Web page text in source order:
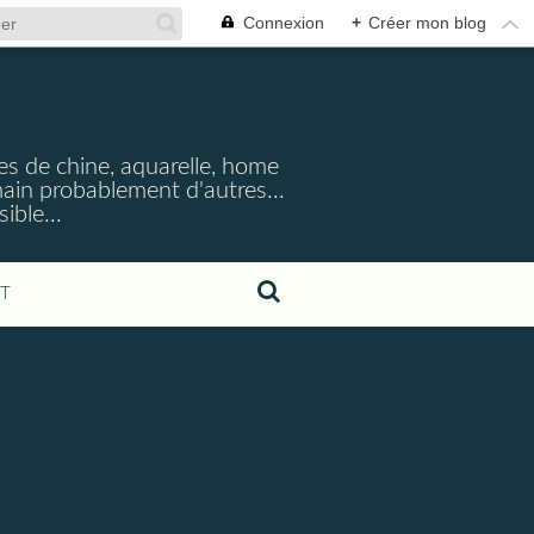
Connexion + Créer mon blog
de chine, aquarelle, home
probablement d'autres...